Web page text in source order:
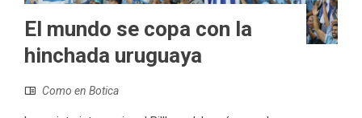
El mundo se copa con la
hinchada uruguaya
Como en Botica